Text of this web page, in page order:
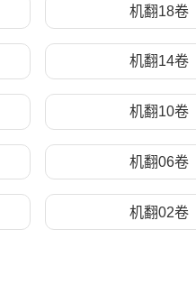
机翻18卷
机翻14卷
机翻10卷
机翻06卷
机翻02卷